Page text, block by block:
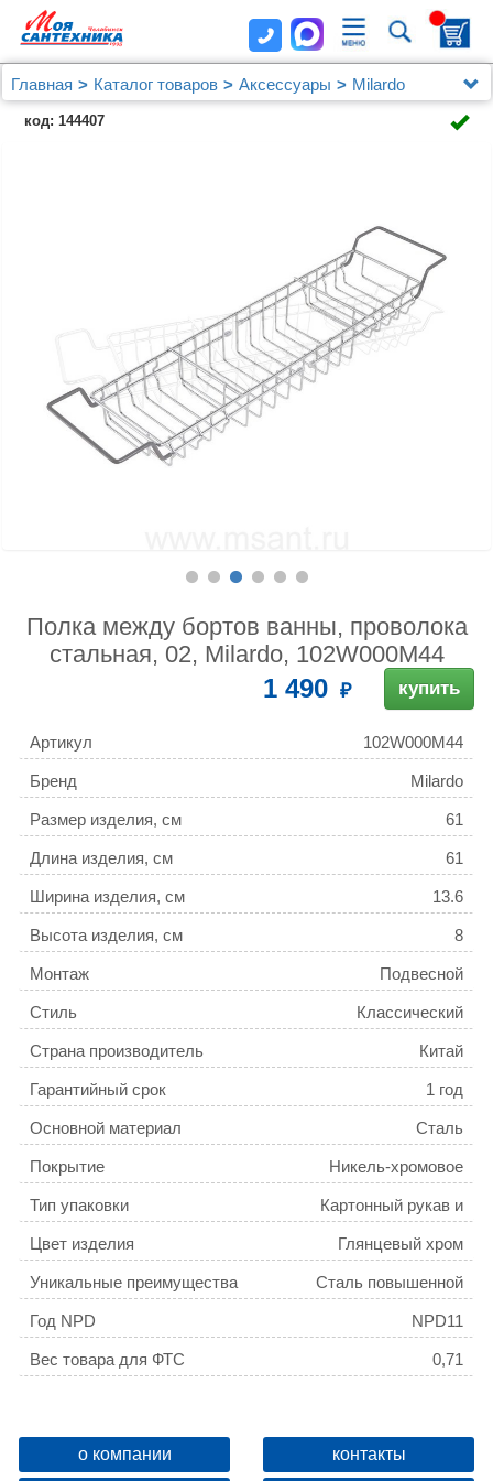
Главная Каталог товаров Аксессуары
Milardo
Полка между бортов ванны, проволока стальная, 02,
Milardo, 102W000M44
код: 144407
Полка между бортов ванны, проволока
стальная, 02, Milardo, 102W000M44
1 490 купить
Артикул 102W000M44
Бренд Milardo
Размер изделия, см 61
Длина изделия, см 61
Ширина изделия, см 13.6
Высота изделия, см 8
Монтаж Подвесной
Стиль Классический
Страна производитель Китай
Гарантийный срок 1 год
Основной материал Сталь
Покрытие Никель-хромовое
Тип упаковки
Картонный рукав и
полиэтиленовый пакет
Цвет изделия
Глянцевый хром
Уникальные преимущества
Сталь повышенной
прочности со стойким
никель-хромовым
покрытием.
Год NPD NPD11
Вес товара для ФТС 0,71
о компании контакты